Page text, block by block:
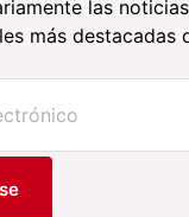
las
más destacadas